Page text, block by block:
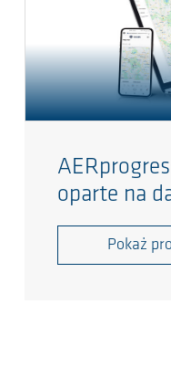
oparte na
Pokaż